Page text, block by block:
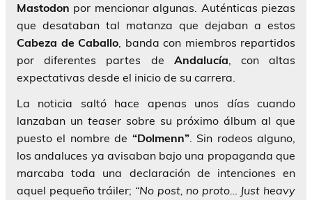
Mastodon por mencionar algunas. Auténticas piezas
que desataban tal matanza que dejaban a estos
Cabeza de Caballo, banda con miembros repartidos
por diferentes partes de Andalucía, con altas
expectativas desde el inicio de su carrera.
La noticia saltó hace apenas unos días cuando
lanzaban un teasersobre su próximo álbum al que
puesto el nombre de “Dolmenn”. Sin rodeos alguno,
los andaluces ya avisaban bajo una propaganda que
marcaba toda una declaración de intenciones en
aquel pequeño tráiler; “No post, no proto… Just heavy